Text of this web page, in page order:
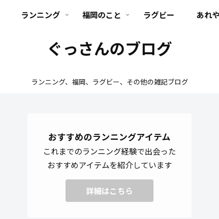
ぐっさんのブログ
ランニング、福岡、ラグビー、その他の雑記ブログ
ランニング 福岡のこと ラグビー あれ
おすすめのランニングアイテム
これまでのランニング経験で出会った
おすすめアイテムを紹介しています
詳細はこちら